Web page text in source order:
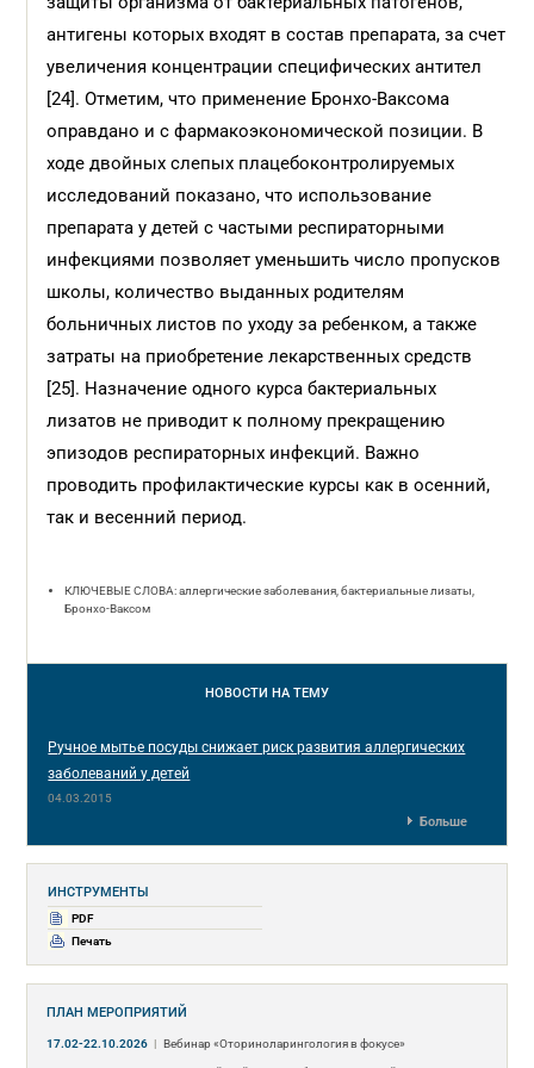
антигены которых входят в состав препарата, за счет
увеличения концентрации специфических антител
[24]. Отметим, что применение Бронхо-Ваксома
оправдано и с фармакоэкономической позиции. В
ходе двойных слепых плацебоконтролируемых
исследований показано, что использование
препарата у детей с частыми респираторными
инфекциями позволяет уменьшить число пропусков
школы, количество выданных родителям
больничных листов по уходу за ребенком, а также
затраты на приобретение лекарственных средств
[25]. Назначение одного курса бактериальных
лизатов не приводит к полному прекращению
эпизодов респираторных инфекций. Важно
проводить профилактические курсы как в осенний,
так и весенний период.
КЛЮЧЕВЫЕ СЛОВА: аллергические заболевания, бактериальные лизаты,
Бронхо-Ваксом
НОВОСТИ НА ТЕМУ
Ручное мытье посуды снижает риск развития аллергических
заболеваний у детей
04.03.2015
Больше
ИНСТРУМЕНТЫ
PDF
Печать
ПЛАН МЕРОПРИЯТИЙ
17.02-22.10.2026 | Вебинар «Оториноларингология в фокусе»